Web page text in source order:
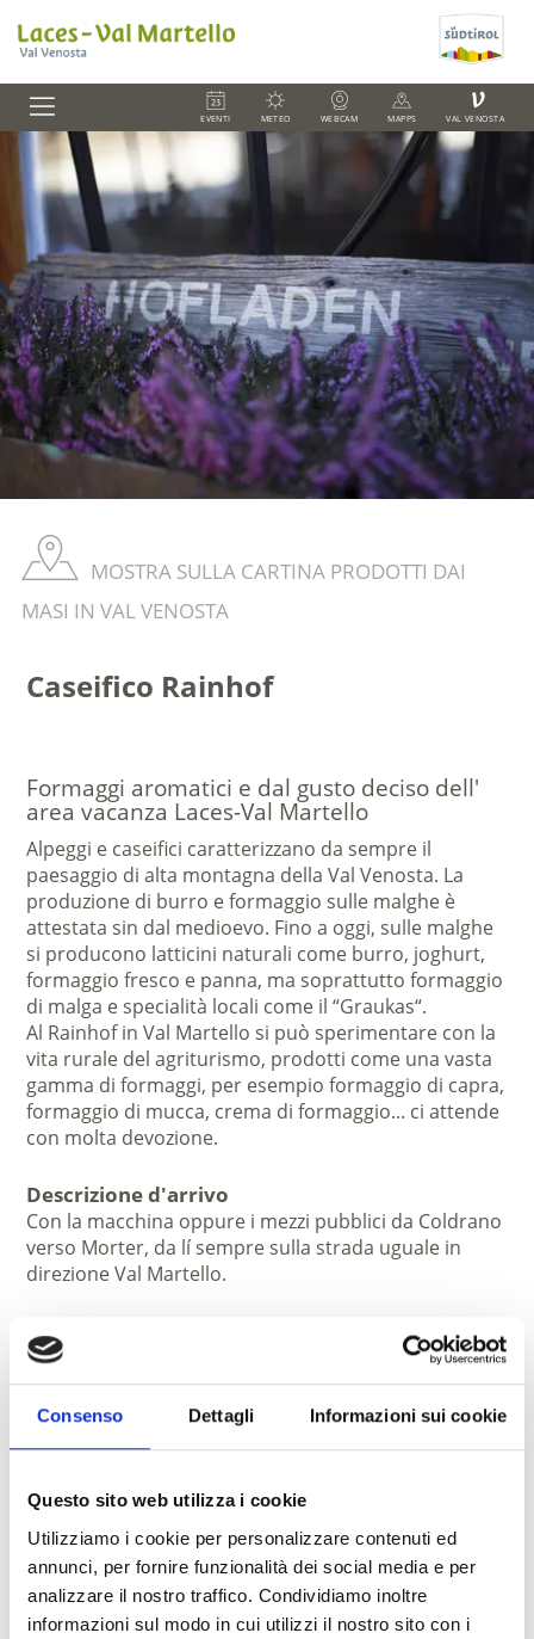
Consenso Dettagli Informazioni sui cookie
Questo sito web utilizza i cookie
Utilizziamo i cookie per personalizzare contenuti ed
annunci, per fornire funzionalità dei social media e per
analizzare il nostro traffico. Condividiamo inoltre
informazioni sul modo in cui utilizzi il nostro sito con i
EVENTI METEO WEBCAM MAPPS
V
VAL VENOSTA
MOSTRA SULLA CARTINA PRODOTTI DAI
MASI IN VAL VENOSTA
Caseifico Rainhof
Formaggi aromatici e dal gusto deciso dell'
area vacanza Laces-Val Martello
Alpeggi e caseifici caratterizzano da sempre il
paesaggio di alta montagna della Val Venosta. La
produzione di burro e formaggio sulle malghe è
attestata sin dal medioevo. Fino a oggi, sulle malghe
si producono latticini naturali come burro, joghurt,
formaggio fresco e panna, ma soprattutto formaggio
di malga e specialità locali come il “Graukas“.
Al Rainhof in Val Martello si può sperimentare con la
vita rurale del agriturismo, prodotti come una vasta
gamma di formaggi, per esempio formaggio di capra,
formaggio di mucca, crema di formaggio... ci attende
con molta devozione.
Descrizione d'arrivo
Con la macchina oppure i mezzi pubblici da Coldrano
verso Morter, da lí sempre sulla strada uguale in
direzione Val Martello.
Orari d'apertura:
09:00 - 12:00